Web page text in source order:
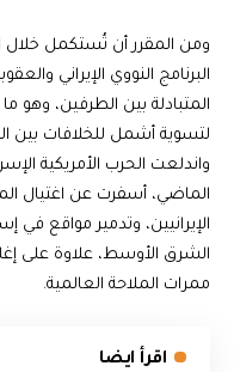
ومن المقرر أن تُستكمل خلال
البرنامج النووي الإيراني
المتبادلة بين الطرفين، وهو
لتسوية أشمل للخلافات بين
الماضي، أسفرت عن اغتيال
الإيرانيين، وتدمير مواقع
الشرق الأوسط، علاوة على
ممرات الملاحة العالمية.
اقرأ ايضا